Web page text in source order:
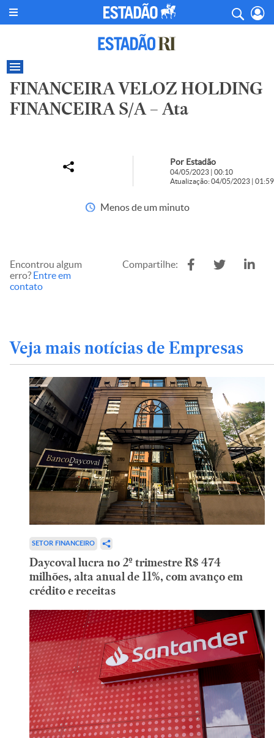
FINANCEIRA VELOZ HOLDING
FINANCEIRA S/A – Ata
Por Estadão
04/05/2023 | 00:10
Atualização: 04/05/2023 | 01:59
Menos de um minuto
Encontrou algum
erro? Entre em
contato
Compartilhe:
Veja mais notícias de Empresas
SETOR FINANCEIRO
Daycoval lucra no 2º trimestre R$ 474
milhões, alta anual de 11%, com avanço em
crédito e receitas